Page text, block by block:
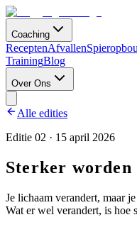
Coaching
ReceptenAfvallen
TrainingBlog
Over Ons
Alle edities
Editie 02 · 15 april 2026
Sterker worden
Je lichaam verandert, maar
Wat er wel verandert, is hoe